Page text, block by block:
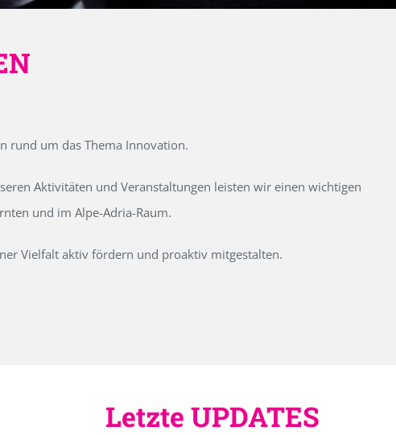
rund um das Thema Innovation.
Aktivitäten und Veranstaltungen leisten wir einen wichtigen
und im Alpe-Adria-Raum.
Vielfalt aktiv fördern und proaktiv mitgestalten.
Letzte UPDATES